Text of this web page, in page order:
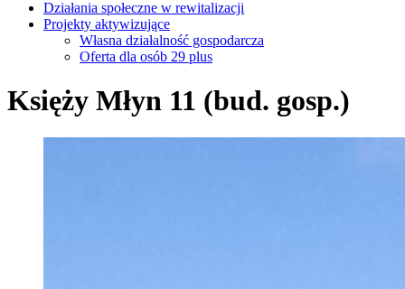
Działania społeczne w rewitalizacji
Projekty aktywizujące
Własna działalność gospodarcza
Oferta dla osób 29 plus
Księży Młyn 11 (bud. gosp.)